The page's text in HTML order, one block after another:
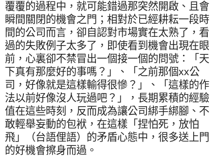
覆覆的過程中，就可能錯過那突然開啟、且會
瞬間關閉的機會之門；相對於已經耕耘一段時
間的公司而言，卻自認對市場實在太熟了，看
過的失敗例子太多了，即使看到機會出現在眼
前，心裏卻不禁冒出一個接一個的問號：「天
下真有那麼好的事嗎？」、「之前那個xx公
司，好像就是這樣輸得很慘？」、「這樣的作
法以前好像沒人玩過吧？」，長期累積的經驗
值在這些時刻，反而成為讓公司綁手綁腳、不
敢輕舉妄動的包袱，在這樣「捏怕死，放怕
飛」（台語俚語）的矛盾心態中，很多送上門
的好機會擦身而過。